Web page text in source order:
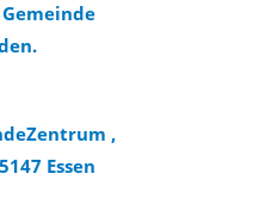
,
Essen